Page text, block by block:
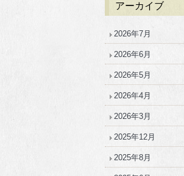
アーカイブ
2026年7月
2026年6月
2026年5月
2026年4月
2026年3月
2025年12月
2025年8月